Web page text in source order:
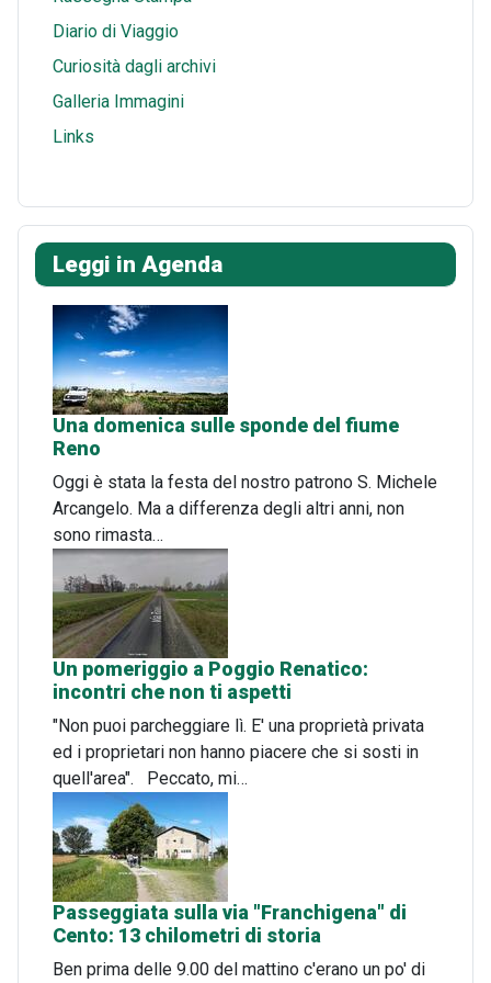
Diario di Viaggio
Curiosità dagli archivi
Galleria Immagini
Links
Leggi in Agenda
Una domenica sulle sponde del fiume
Reno
Oggi è stata la festa del nostro patrono S. Michele
Arcangelo. Ma a differenza degli altri anni, non
sono rimasta…
Un pomeriggio a Poggio Renatico:
incontri che non ti aspetti
"Non puoi parcheggiare lì. E' una proprietà privata
ed i proprietari non hanno piacere che si sosti in
quell'area". Peccato, mi…
Passeggiata sulla via "Franchigena" di
Cento: 13 chilometri di storia
Ben prima delle 9.00 del mattino c'erano un po' di